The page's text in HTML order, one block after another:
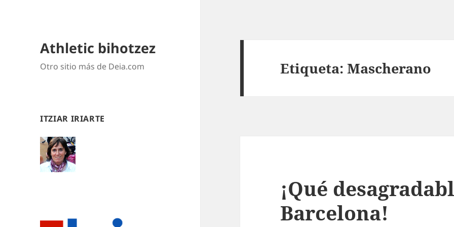
Athletic bihotzez
Otro sitio más de Deia.com
ITZIAR IRIARTE
Etiqueta:Mascherano
¡Qué
Barcelona!